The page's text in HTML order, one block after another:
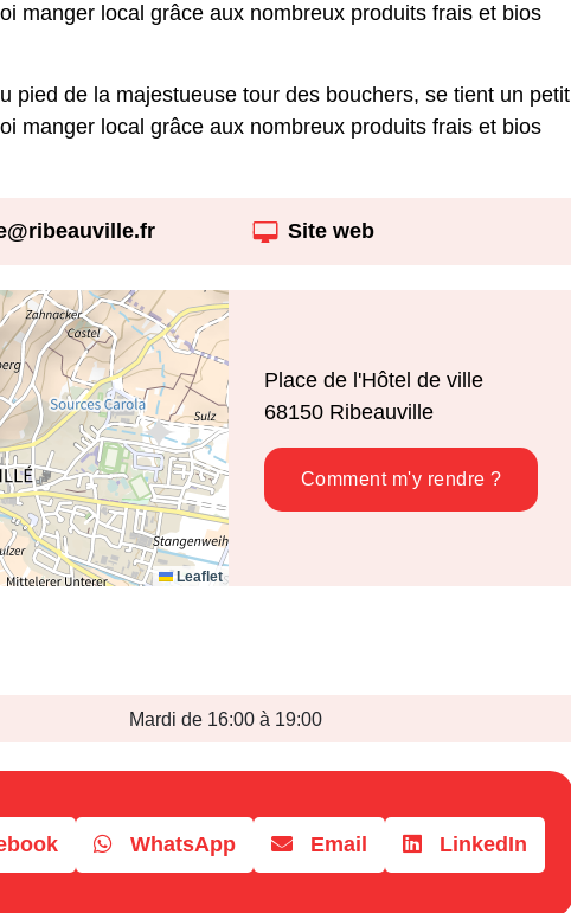
manger local grâce aux nombreux produits frais et bios
pied de la majestueuse tour des bouchers, se tient un petit
manger local grâce aux nombreux produits frais et bios
Site web
Leaflet
Place de l'Hôtel de ville
68150 Ribeauville
Comment m'y rendre ?
Mardi de 16:00 à 19:00
WhatsApp Email LinkedIn